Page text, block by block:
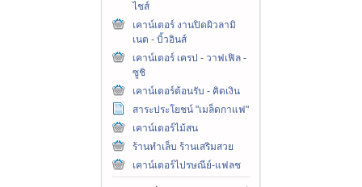
ไชส์
เคาน์เตอร์ งานปิดผิวลามิ
เนต - บิ้วอินส์
เคาน์เตอร์ เครป - วาฟเฟิล -
ซูชิ
เคาน์เตอร์ต้อนรับ - คิดเงิน
สาระประโยชน์ "เมล็ดกาแฟ"
เคาน์เตอร์ไม้สน
ร้านทำเล็บ ร้านเสริมสวย
เคาน์เตอร์ไปรษณีย์-แฟลช